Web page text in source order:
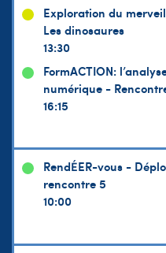
Exploration du
Les dinosaures
13:30
FormACTION:
numérique -
16:15
RendÉER-vous -
rencontre 5
10:00